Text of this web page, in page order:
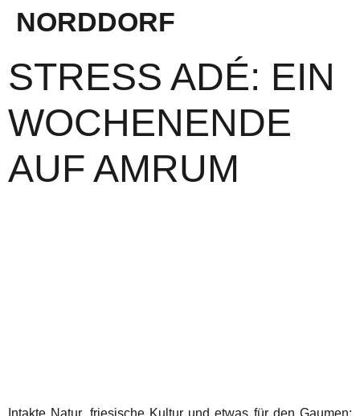
NORDDORF
STRESS ADÉ: EIN
WOCHENENDE
AUF AMRUM